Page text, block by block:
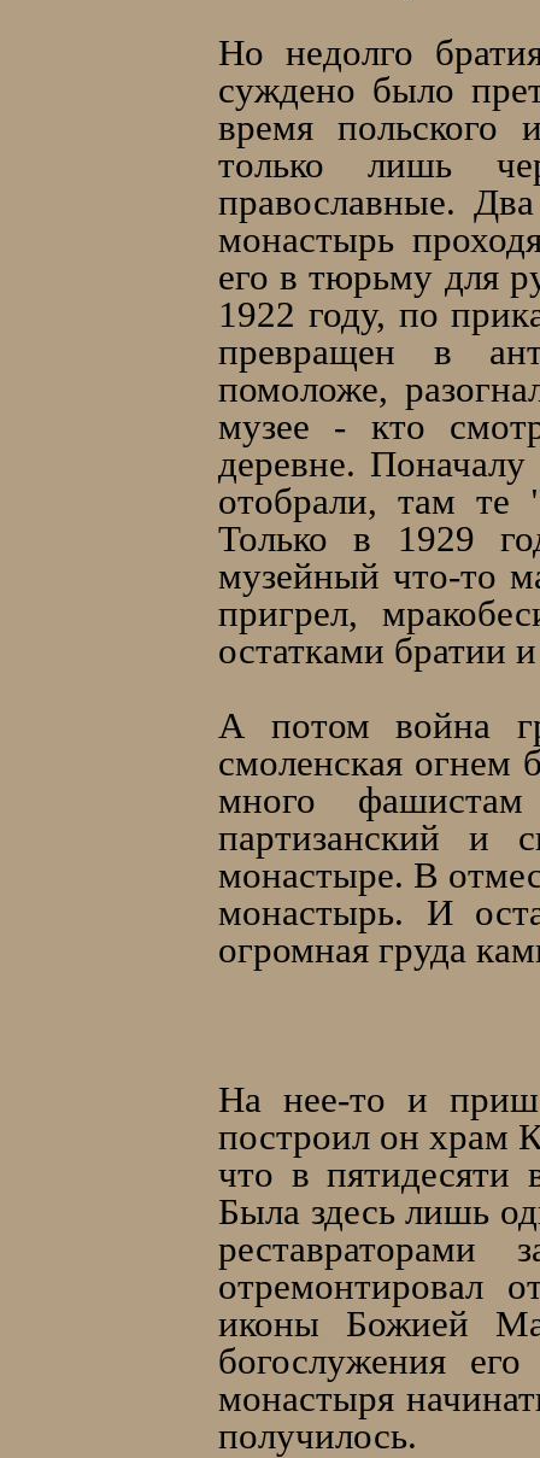
Но недолго
суждено было
время польского
только лишь
православные.
монастырь
его в тюрьму для
1922 году, по
превращен в
помоложе,
музее - кто
деревне.
отобрали, там те
Только в 1929
музейный что-то
пригрел,
остатками братии
А потом война
смоленская огнем
много
партизанский и
монастыре. В
монастырь. И
огромная груда
На нее-то и
построил он храм
что в пятидесяти
Была здесь лишь
отремонтировал
иконы Божией
богослужения
монастыря
получилось.